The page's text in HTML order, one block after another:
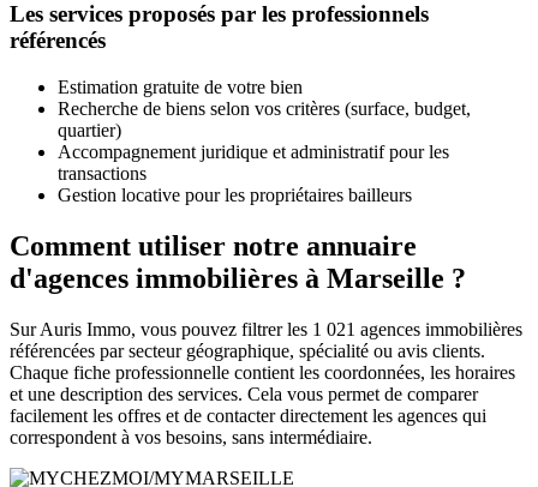
Les services proposés par les professionnels
référencés
Estimation gratuite de votre bien
Recherche de biens selon vos critères (surface, budget,
quartier)
Accompagnement juridique et administratif pour les
transactions
Gestion locative pour les propriétaires bailleurs
Comment utiliser notre annuaire
d'agences immobilières à Marseille ?
Sur Auris Immo, vous pouvez filtrer les 1 021 agences immobilières
référencées par secteur géographique, spécialité ou avis clients.
Chaque fiche professionnelle contient les coordonnées, les horaires
et une description des services. Cela vous permet de comparer
facilement les offres et de contacter directement les agences qui
correspondent à vos besoins, sans intermédiaire.